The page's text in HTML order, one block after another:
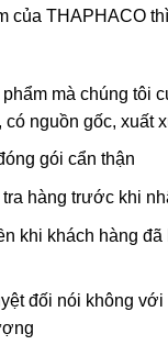
của THAPHACO
mà chúng tôi
có nguồn gốc, xuất
gói cẩn thận
hàng trước khi
khi khách hàng đã
đối nói không với